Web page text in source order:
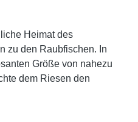
Heimat des
zu den Raubfischen. In
Größe von nahezu
dem Riesen den